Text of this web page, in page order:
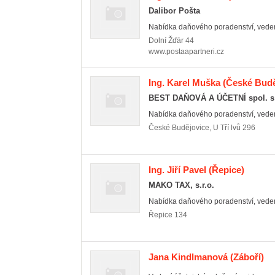
Dalibor Pošta
Nabídka daňového poradenství,
Dolní Žďár 44
www.postaapartneri.cz
Ing. Karel Muška(České
BEST DAŇOVÁ A ÚČETNÍ spol.
Nabídka daňového poradenství,
České Budějovice, U Tří lvů 296
Ing. Jiří Pavel (Řepice)
MAKO TAX, s.r.o.
Nabídka daňového poradenství,
Řepice 134
Jana Kindlmanová(Záboří)